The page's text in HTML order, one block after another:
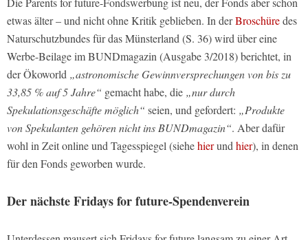
etwas älter – und nicht ohne Kritik geblieben. In derBroschüredes
Naturschutzbundes für das Münsterland (S. 36) wird über eine
Werbe-Beilage im BUNDmagazin (Ausgabe 3/2018) berichtet, in
der Ökoworld „astronomische Gewinnversprechungen von bis zu
33,85 % auf 5 Jahre“ gemacht habe, die „nur durch
Spekulationsgeschäfte möglich“ seien, und gefordert: „Produkte
von Spekulanten gehören nicht ins BUNDmagazin“. Aber dafür
wohl in Zeit online und Tagesspiegel (siehehierund hier), in denen
für den Fonds geworben wurde.
Der nächste Fridays for future-Spendenverein